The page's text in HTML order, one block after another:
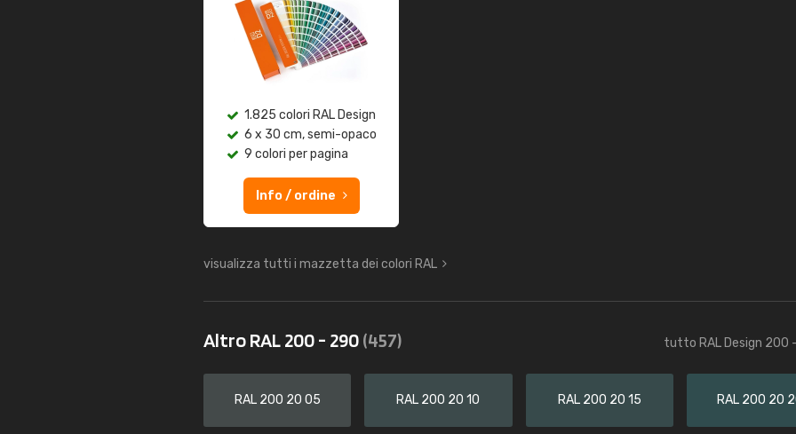
1.825 colori RAL Design
6 x 30 cm, semi-opaco
9 colori per pagina
Info / ordine
visualizza tutti i mazzetta dei colori RAL
Altro RAL 200 - 290(457) tutto RAL Design 200
RAL 200 20 05 RAL 200 20 10 RAL 200 20 15 RAL 200 20